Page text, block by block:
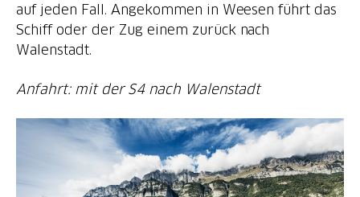
auf jeden Fall. Angekommen in Weesen führt das
Schiff oder der Zug einem zurück nach
Walenstadt.
Anfahrt: mit der S4 nach Walenstadt